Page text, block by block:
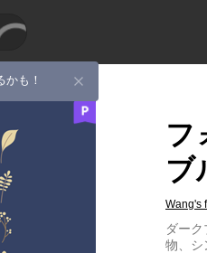
も！
フ
ブ
Wang's
ダー
物、シ